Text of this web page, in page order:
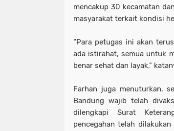
mencakup 30 kecamatan
masyarakat terkait kondisi
“Para petugas ini akan
ada istirahat, semua untuk
benar sehat dan layak,”
Farhan juga menuturkan,
Bandung wajib telah
dilengkapi Surat
pencegahan telah